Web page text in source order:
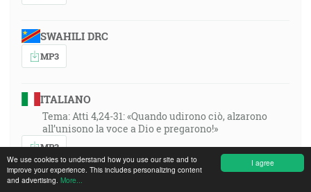
I agree
We use cookies to understand how you use our site and to
improve your experience. This includes personalizing content
and advertising. More...
SWAHILI DRC
MP3
ITALIANO
Tema: Atti 4,24-31: «Quando udirono ciò, alzarono
all’unisono la voce a Dio e pregarono!»
MP3